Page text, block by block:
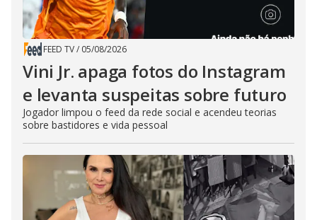
FEED TV/ 05/08/2026
Vini Jr. apaga fotos do Instagram
e levanta suspeitas sobre futuro
Jogador limpou o feed da rede social e acendeu teorias
sobre bastidores e vida pessoal